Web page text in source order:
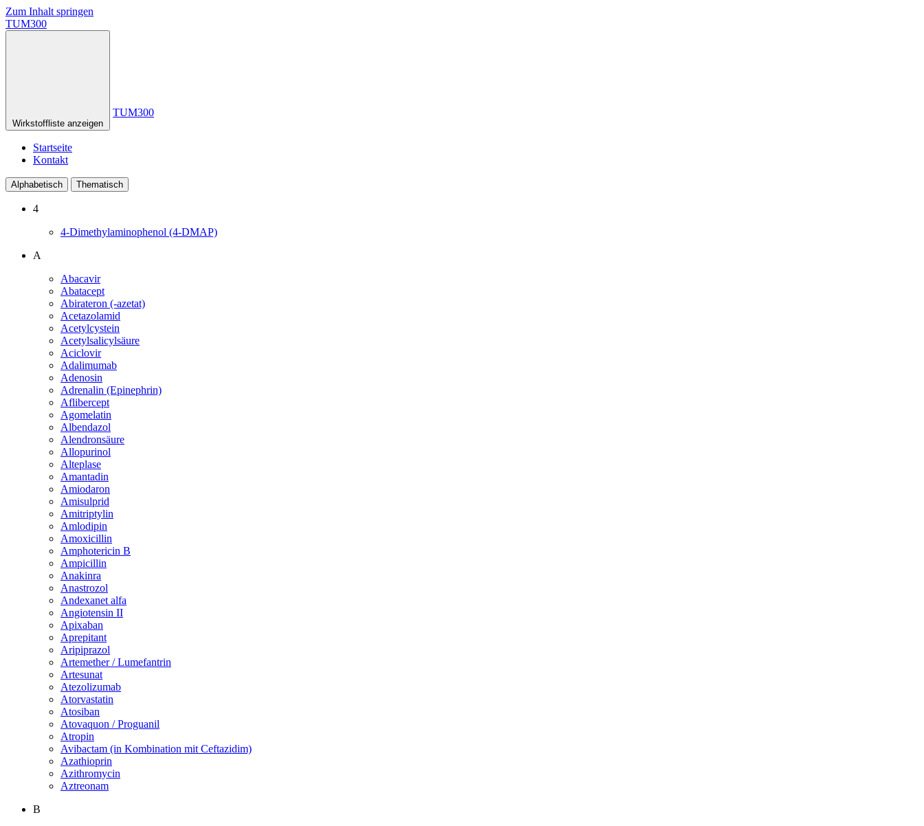
Zum Inhalt springen
TUM300
Wirkstoffliste anzeigen
TUM300
Startseite
Kontakt
Alphabetisch Thematisch
4
4-Dimethylaminophenol (4-DMAP)
A
Abacavir
Abatacept
Abirateron (-azetat)
Acetazolamid
Acetylcystein
Acetylsalicylsäure
Aciclovir
Adalimumab
Adenosin
Adrenalin (Epinephrin)
Aflibercept
Agomelatin
Albendazol
Alendronsäure
Allopurinol
Alteplase
Amantadin
Amiodaron
Amisulprid
Amitriptylin
Amlodipin
Amoxicillin
Amphotericin B
Ampicillin
Anakinra
Anastrozol
Andexanet alfa
Angiotensin II
Apixaban
Aprepitant
Aripiprazol
Artemether / Lumefantrin
Artesunat
Atezolizumab
Atorvastatin
Atosiban
Atovaquon / Proguanil
Atropin
Avibactam (in Kombination mit Ceftazidim)
Azathioprin
Azithromycin
Aztreonam
B